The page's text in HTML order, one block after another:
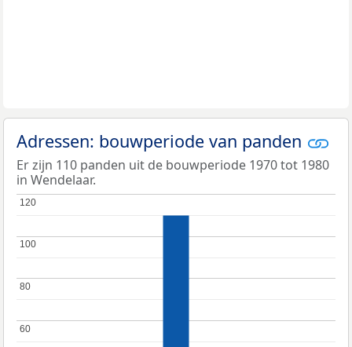
Adressen: bouwperiode van panden
Er zijn 110 panden uit de bouwperiode 1970 tot 1980
in Wendelaar.
60
60
80
80
100
100
120
120